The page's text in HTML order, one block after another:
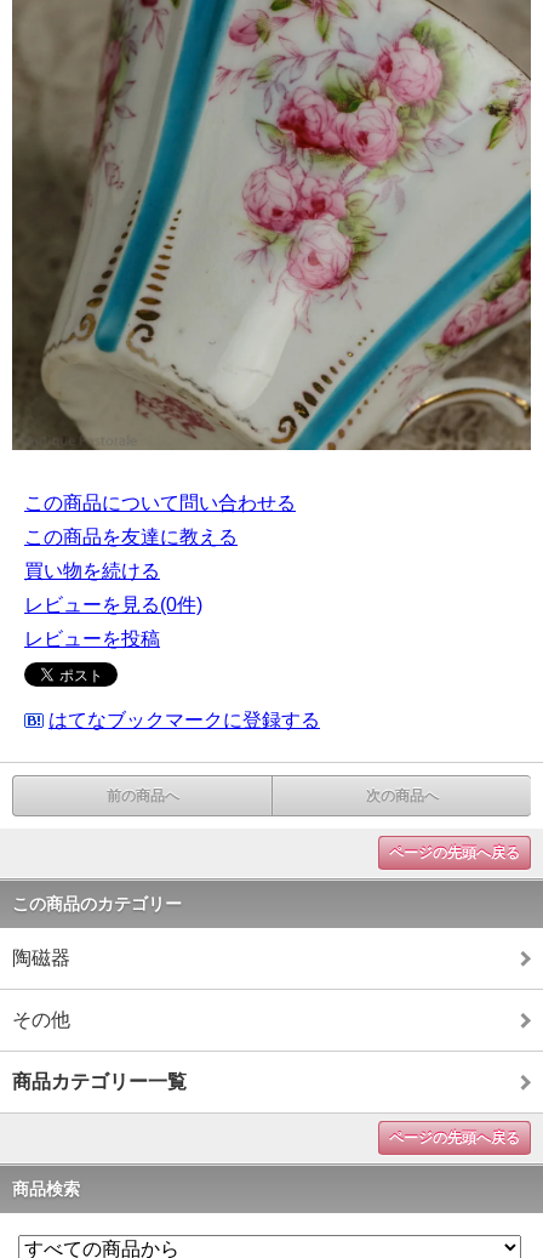
この商品について問い合わせる
この商品を友達に教える
買い物を続ける
レビューを見る(0件)
レビューを投稿
はてなブックマークに登録する
前の商品へ 次の商品へ
ページの先頭へ戻る
この商品のカテゴリー
陶磁器
その他
商品カテゴリー一覧
ページの先頭へ戻る
商品検索